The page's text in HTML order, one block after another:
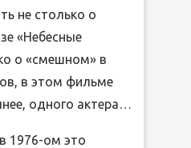
не столько о
«Небесные
о «смешном» в
в этом фильме
одного актера…
1976-ом это